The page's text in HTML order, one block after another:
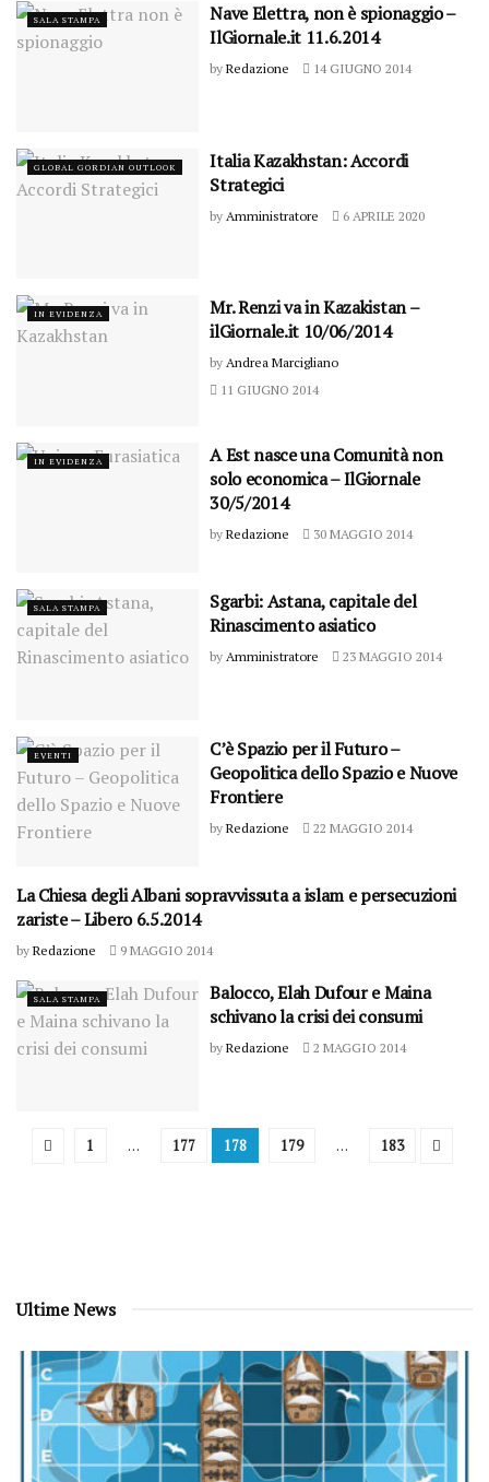
SALA STAMPA
Nave Elettra, non è spionaggio –
IlGiornale.it 11.6.2014
by Redazione 14 GIUGNO 2014
GLOBAL GORDIAN OUTLOOK
Italia Kazakhstan: Accordi
Strategici
by Amministratore 6 APRILE 2020
IN EVIDENZA
Mr. Renzi va in Kazakistan –
ilGiornale.it 10/06/2014
by Andrea Marcigliano
11 GIUGNO 2014
IN EVIDENZA
A Est nasce una Comunità non
solo economica – IlGiornale
30/5/2014
by Redazione 30 MAGGIO 2014
SALA STAMPA
Sgarbi: Astana, capitale del
Rinascimento asiatico
by Amministratore 23 MAGGIO 2014
EVENTI
C’è Spazio per il Futuro –
Geopolitica dello Spazio e Nuove
Frontiere
by Redazione 22 MAGGIO 2014
SALA STAMPA
La Chiesa degli Albani sopravvissuta a islam e persecuzioni
zariste – Libero 6.5.2014
by Redazione 9 MAGGIO 2014
SALA STAMPA
Balocco, Elah Dufour e Maina
schivano la crisi dei consumi
by Redazione 2 MAGGIO 2014
1 … 177 178 179 … 183
Ultime News